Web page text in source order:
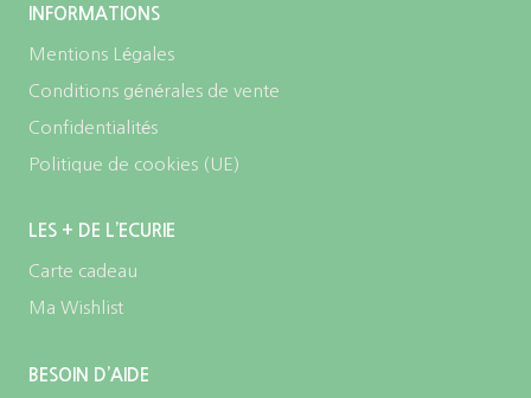
INFORMATIONS
Mentions Légales
Conditions générales de vente
Confidentialités
Politique de cookies (UE)
LES + DE L’ECURIE
Carte cadeau
Ma Wishlist
BESOIN D’AIDE